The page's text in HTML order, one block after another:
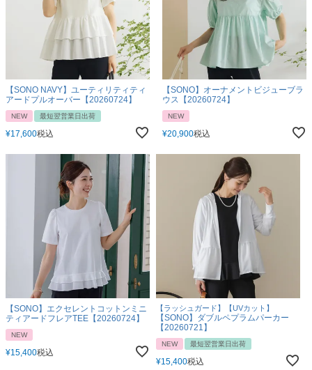
【SONO NAVY】ユーティリティティ
アードプルオーバー【20260724】
NEW 最短翌営業日出荷
¥17,600税込
【SONO】オーナメントビジューブラ
ウス【20260724】
NEW
¥20,900税込
【SONO】エクセレントコットンミニ
ティアードフレアTEE【20260724】
NEW
¥15,400税込
【ラッシュガード】【UVカット】
【SONO】ダブルペプラムパーカー
【20260721】
NEW 最短翌営業日出荷
¥15,400税込